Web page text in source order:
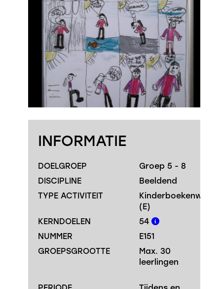
INFORMATIE
DOELGROEP
Groep 5 - 8
DISCIPLINE
Beeldend
TYPE ACTIVITEIT
Kinderboekenweek
(E)
KERNDOELEN
54
NUMMER
E151
GROEPSGROOTTE
Max. 30
leerlingen